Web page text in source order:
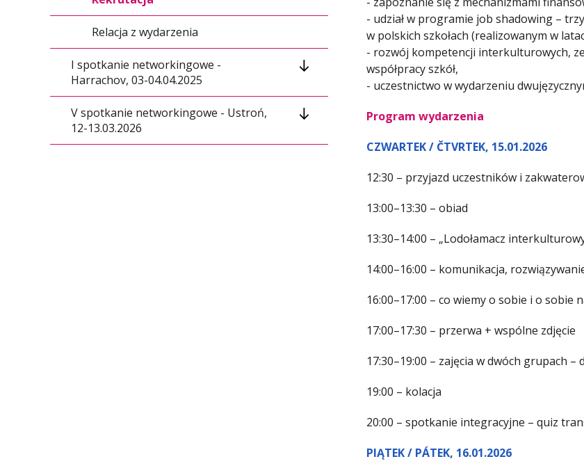
Relacja z wydarzenia
I spotkanie networkingowe -
Harrachov, 03-04.04.2025
Rekrutacja
Relacja z wydarzenia
V spotkanie networkingowe - Ustroń,
12-13.03.2026
- udział w programie job shadowing –
w polskich szkołach (realizowanym w
- rozwój kompetencji interkulturowych,
współpracy szkół,
- uczestnictwo w wydarzeniu
Program wydarzenia
CZWARTEK / ČTVRTEK, 15.01.2026
12:30 – przyjazd uczestników i
13:00–13:30 – obiad
13:30–14:00 – „Lodołamacz
14:00–16:00 – komunikacja,
16:00–17:00 – co wiemy o sobie i o sobie
17:00–17:30 – przerwa + wspólne zdjęcie
17:30–19:00 – zajęcia w dwóch grupach
19:00 – kolacja
20:00 – spotkanie integracyjne – quiz
PIĄTEK / PÁTEK, 16.01.2026